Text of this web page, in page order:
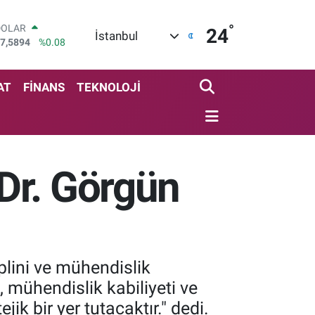
%0.08
%-0.02
64.927,78
%1.32
İstanbul 24°
FİNANS TEKNOLOJİ
Görgün
ve mühendislik
mühendislik kabiliyeti ve
bir yer tutacaktır." dedi.